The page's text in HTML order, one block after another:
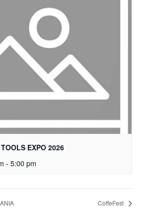
EXPO 2026
- 5:00 pm
CoffeFest